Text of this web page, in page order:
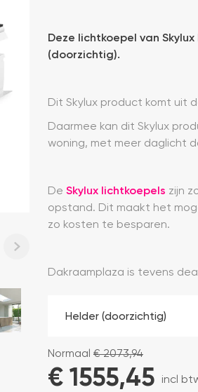
Deze lichtkoepel van
(doorzichtig).
Dit Skylux product komt uit
Daarmee kan dit Skylux
woning, met meer daglicht
De Skylux lichtkoepels zijn
opstand. Dit maakt het
zo kosten te besparen.
Dakraamplaza is tevens
Normaal €2073,94
€ 1555,45 incl